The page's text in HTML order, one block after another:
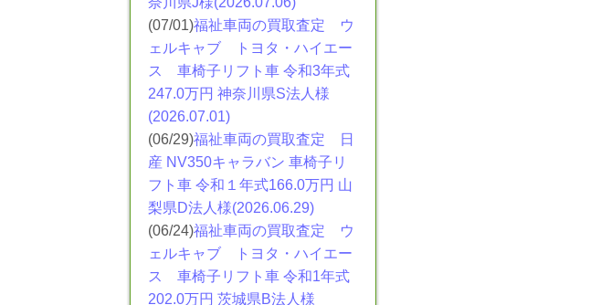
(07/01)福祉車両の買取査定 ウ
ェルキャブ トヨタ・ハイエー
ス
車椅子リフト車 令和3年式
247.0万円 神奈川県S法人様
(2026.07.01)
(06/29)福祉車両の買取査定 日
産 NV350​キャラバン 車椅子リ
フト車 令和１年式166.0万円 山
梨県D法人様(2026.06.29)
(06/24)福祉車両の買取査定 ウ
ェルキャブ トヨタ・ハイエー
ス
車椅子リフト車 令和1年式
202.0万円 茨城県B法人様